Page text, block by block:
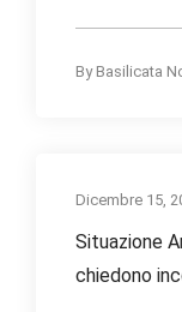
By Basilicata
Dicembre 15,
Situazione
chiedono